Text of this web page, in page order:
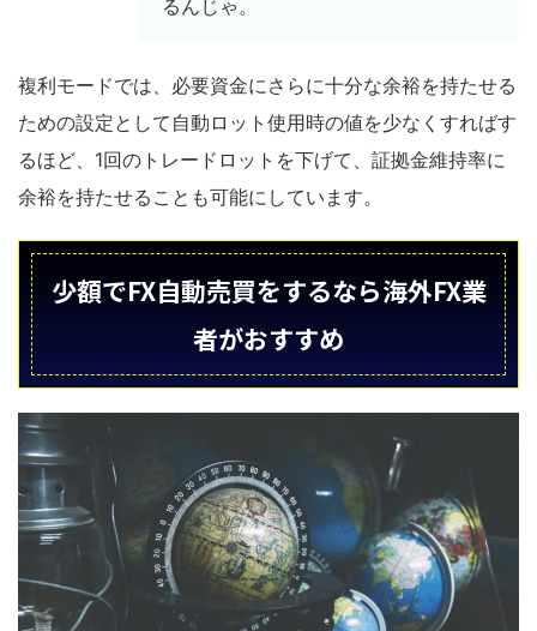
るんじゃ。
複利モードでは、必要資金にさらに十分な余裕を持たせる
ための設定として自動ロット使用時の値を少なくすればす
るほど、1回のトレードロットを下げて、証拠金維持率に
余裕を持たせることも可能にしています。
少額でFX自動売買をするなら海外FX業
者がおすすめ